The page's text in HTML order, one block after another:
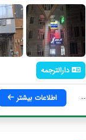
دارالترجمه
اطلاعات بیشتر